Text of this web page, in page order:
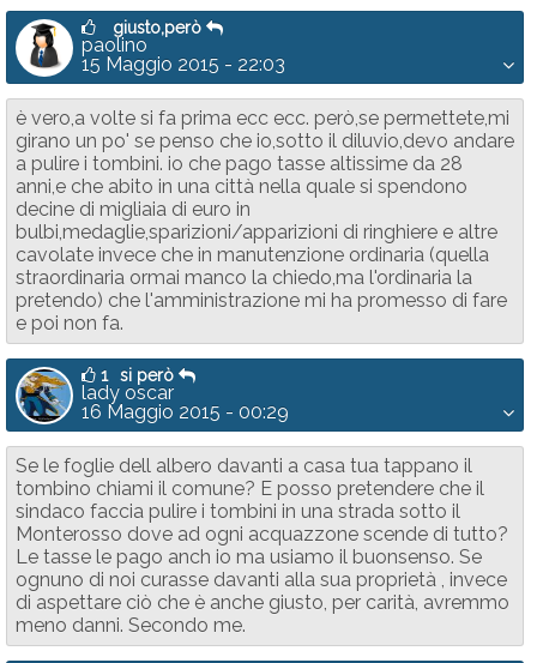
giusto,però
paolino
15 Maggio 2015 - 22:03
è vero,a volte si fa prima ecc ecc. però,se permettete,mi
girano un po' se penso che io,sotto il diluvio,devo andare
a pulire i tombini. io che pago tasse altissime da 28
anni,e che abito in una città nella quale si spendono
decine di migliaia di euro in
bulbi,medaglie,sparizioni/apparizioni di ringhiere e altre
cavolate invece che in manutenzione ordinaria (quella
straordinaria ormai manco la chiedo,ma l'ordinaria la
pretendo) che l'amministrazione mi ha promesso di fare
e poi non fa.
1 si però
lady oscar
16 Maggio 2015 - 00:29
Se le foglie dell albero davanti a casa tua tappano il
tombino chiami il comune? E posso pretendere che il
sindaco faccia pulire i tombini in una strada sotto il
Monterosso dove ad ogni acquazzone scende di tutto?
Le tasse le pago anch io ma usiamo il buonsenso. Se
ognuno di noi curasse davanti alla sua proprietà , invece
di aspettare ciò che è anche giusto, per carità, avremmo
meno danni. Secondo me.